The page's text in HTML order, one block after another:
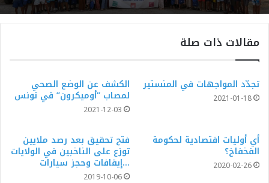
مقالات ذات صلة
تجدّد المواجهات في المنستير
2021-01-18
الكشف عن الوضع الصحي
لمصاب ”أوميكرون” قي تونس
2021-12-03
أي أوليات اقتصادية لحكومة
الفخفاخ؟
2020-02-26
فتح تحقيق بعد رصد ملايين
توزع على الناخبين في الولايات
…إيقافات وحجز سيارات
2019-10-06